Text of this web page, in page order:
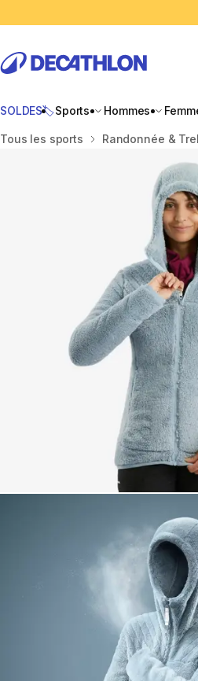
SOLDES🏷️Sports Hommes
Accueil
Tous les sports Randonnée &